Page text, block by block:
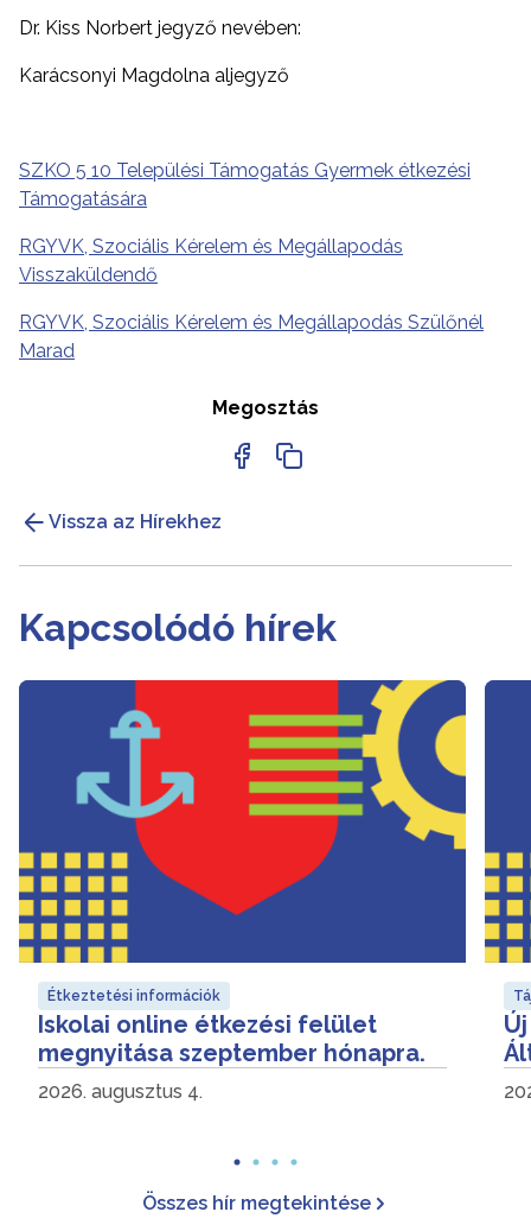
Dr. Kiss Norbert jegyző nevében:
Karácsonyi Magdolna aljegyző
SZKO 5 10 Települési Támogatás Gyermek étkezési
Támogatására
RGYVK, Szociális Kérelem és Megállapodás
Visszaküldendő
RGYVK, Szociális Kérelem és Megállapodás Szülőnél
Marad
Megosztás
Vissza az Hírekhez
Kapcsolódó hírek
Étkeztetési információk
Iskolai online étkezési felület
megnyitása szeptember hónapra.
2026. augusztus 4.
Összes hír megtekintése